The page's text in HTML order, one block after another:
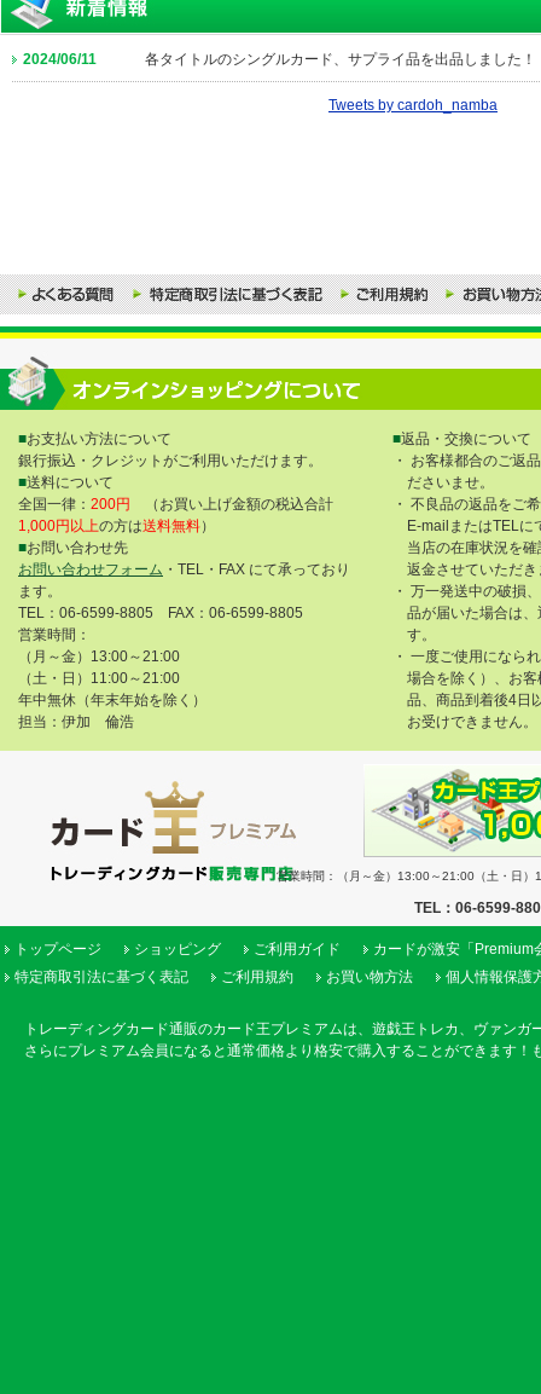
2024/06/11 各タイトルのシングルカード、サプライ品を出品しました！
Tweets by cardoh_namba
■お支払い方法について
銀行振込・クレジットがご利用いただけます。
■送料について
全国一律： 200円
（お買い上げ金額の税込合計
1,000円以上の方は送料無料）
■お問い合わせ先
お問い合わせフォーム ・TEL・FAX にて承っており
ます。
TEL：06-6599-8805 FAX：06-6599-8805
営業時間：
（月～金）13:00～21:00
（土・日）11:00～21:00
年中無休（年末年始を除く）
担当：伊加 倫浩
■返品・交換について
・ お客様都合のご返
ださいませ。
・ 不良品の返品をご
E-mailまたはTELに
当店の在庫状況を
返金させていただき
・ 万一発送中の破損
品が届いた場合は
す。
・ 一度ご使用になら
場合を除く）、お
品、商品到着後4日
お受けできません。
営業時間：（月～金）13:00～21:00（土・日
TEL：06-6599-
トップページ ショッピング ご利用ガイド
カードが激安「Premium
特定商取引法に基づく表記
ご利用規約 お買い物方法 個人情報保護
トレーディングカード通販のカード王プレミアムは、遊戯王トレカ、ヴァン
さらにプレミアム会員になると通常価格より格安で購入することができます